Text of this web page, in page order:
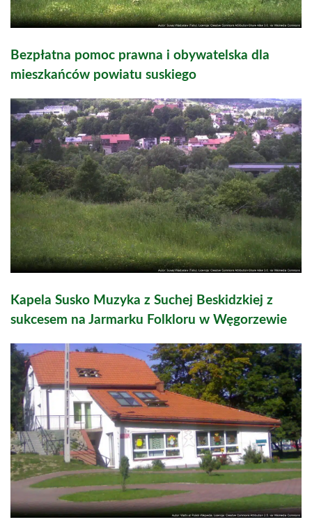
Bezpłatna pomoc prawna i obywatelska dla
mieszkańców powiatu suskiego
Kapela Susko Muzyka z Suchej Beskidzkiej z
sukcesem na Jarmarku Folkloru w Węgorzewie